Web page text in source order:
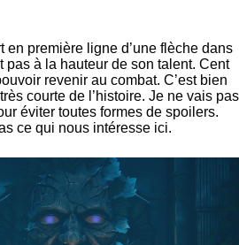
en première ligne d’une flèche dans
pas à la hauteur de son talent. Cent
revenir au combat. C’est bien
courte de l’histoire. Je ne vais pas
éviter toutes formes de spoilers.
ce qui nous intéresse ici.